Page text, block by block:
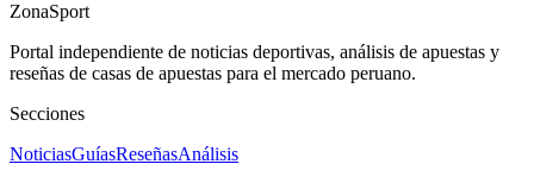
ZonaSport
Portal independiente de noticias deportivas, análisis de apuestas y
reseñas de casas de apuestas para el mercado peruano.
Secciones
NoticiasGuíasReseñasAnálisis